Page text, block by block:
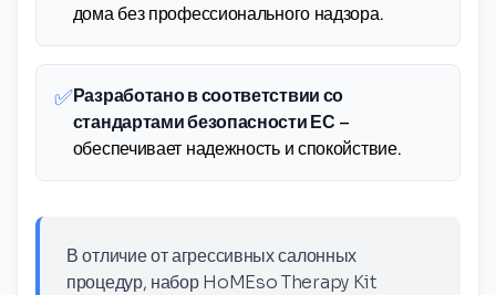
дома без профессионального надзора.
✅Разработано в соответствии со
стандартами безопасности ЕС –
обеспечивает надежность и спокойствие.
В отличие от агрессивных салонных
процедур, набор HoMEso Therapy Kit